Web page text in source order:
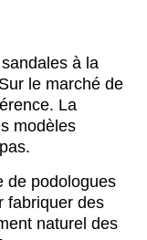
à la
le marché de
La
modèles
de podologues
fabriquer des
naturel des